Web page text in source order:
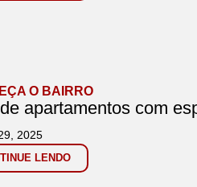
O BAIRRO
apartamentos com
LENDO
2025